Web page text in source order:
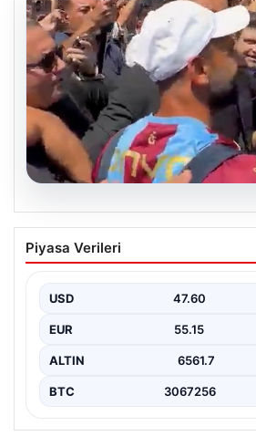
Mohamed Salah’tan Tarihi
Başarı
önemli bir dönüm noktasına imza attı.
hücum…
Piyasa Verileri
USD 47.60
EUR 55.15
ALTIN 6561.7
BTC 3067256